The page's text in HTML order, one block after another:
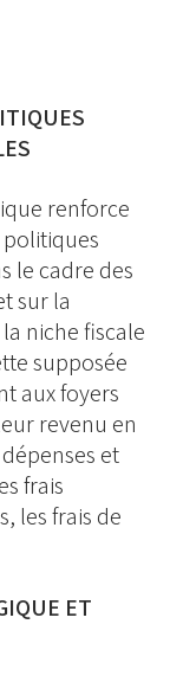
renforce
politiques
le cadre des
sur la
niche fiscale
supposée
aux foyers
revenu en
et
frais
les frais de
ET